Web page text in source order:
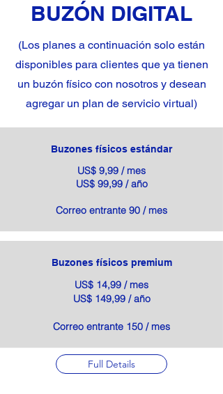
BUZÓN DIGITAL
(Los planes a continuación solo están
disponibles para clientes que ya tienen
un buzón físico con nosotros y desean
agregar un plan de servicio virtual)
Buzones físicos estándar
US$ 9,99 / mes
US$ 99,99 / año
Correo entrante 90 / mes
Buzones físicos premium
US$ 14,99 / mes
US$ 149,99 / año
Correo entrante 150 / mes
Full Details